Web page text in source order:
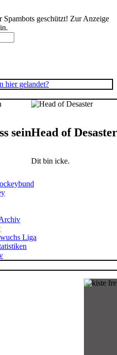
geschützt! Zur Anzeige
hier gelandet?
seinHead of Desaster
Dit bin icke.
Liga